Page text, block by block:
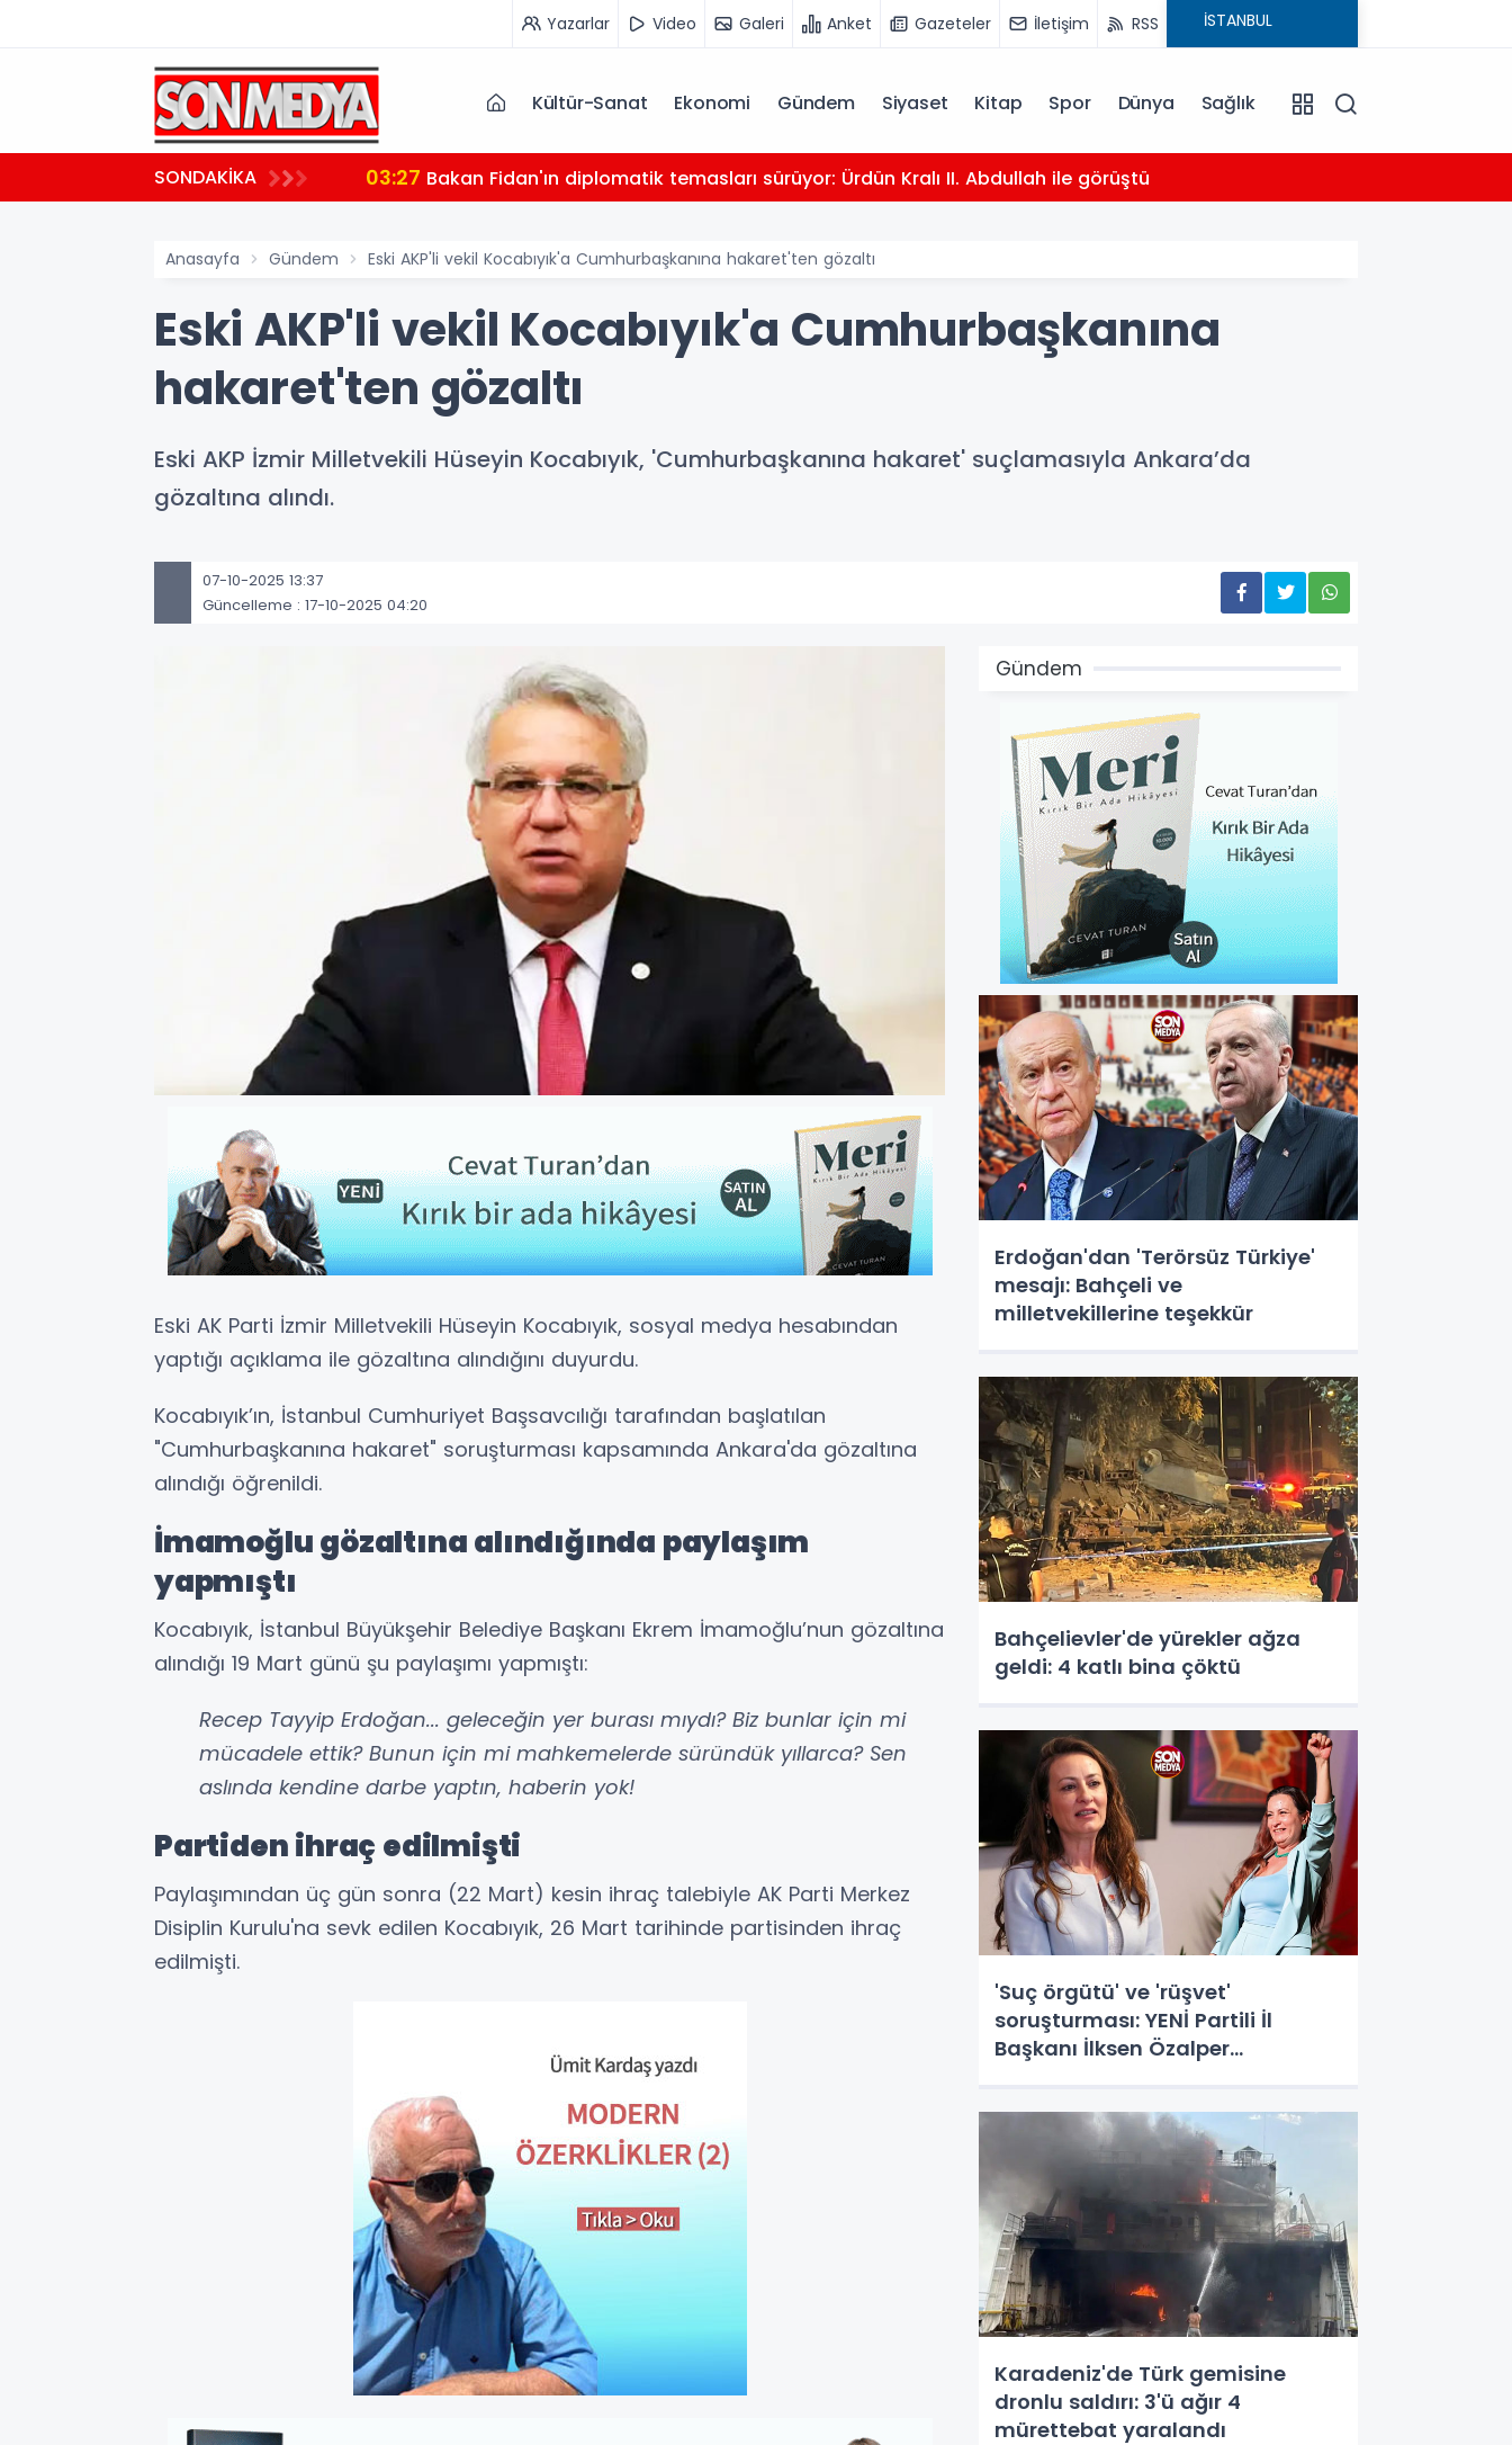
Yazarlar Video Galeri Anket Gazeteler İletişim RSS
Kültür-Sanat Ekonomi Gündem Siyaset Kitap Spor Dünya Sağlık
SONDAKİKA 03:27 Bakan Fidan'ın diplomatik temasları sürüyor: Ürdün Kralı II. Abdullah ile görüştü
Anasayfa Gündem Eski AKP'li vekil Kocabıyık'a Cumhurbaşkanına hakaret'ten gözaltı
Eski AKP'li vekil Kocabıyık'a Cumhurbaşkanına
hakaret'ten gözaltı
Eski AKP İzmir Milletvekili Hüseyin Kocabıyık, 'Cumhurbaşkanına hakaret' suçlamasıyla Ankara’da
gözaltına alındı.
07-10-2025 13:37
Güncelleme : 17-10-2025 04:20
Eski AK Parti İzmir Milletvekili Hüseyin Kocabıyık, sosyal medya hesabından
yaptığı açıklama ile gözaltına alındığını duyurdu.
Kocabıyık’ın, İstanbul Cumhuriyet Başsavcılığı tarafından başlatılan
"Cumhurbaşkanına hakaret" soruşturması kapsamında Ankara'da gözaltına
alındığı öğrenildi.
İmamoğlu gözaltına alındığında paylaşım
yapmıştı
Kocabıyık, İstanbul Büyükşehir Belediye Başkanı Ekrem İmamoğlu’nun gözaltına
alındığı 19 Mart günü şu paylaşımı yapmıştı:
Recep Tayyip Erdoğan... geleceğin yer burası mıydı? Biz bunlar için mi
mücadele ettik? Bunun için mi mahkemelerde süründük yıllarca? Sen
aslında kendine darbe yaptın, haberin yok!
Partiden ihraç edilmişti
Paylaşımından üç gün sonra (22 Mart) kesin ihraç talebiyle AK Parti Merkez
Disiplin Kurulu'na sevk edilen Kocabıyık, 26 Mart tarihinde partisinden ihraç
edilmişti.
Gündem
Erdoğan'dan 'Terörsüz Türkiye'
mesajı: Bahçeli ve
milletvekillerine teşekkür
Bahçelievler'de yürekler ağza
geldi: 4 katlı bina çöktü
'Suç örgütü' ve 'rüşvet'
soruşturması: YENİ Partili İl
Başkanı İlksen Özalper
Karadeniz'de Türk gemisine
dronlu saldırı: 3'ü ağır 4
mürettebat yaralandı